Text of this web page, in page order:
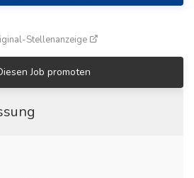
Stellenanzeige
Job promoten